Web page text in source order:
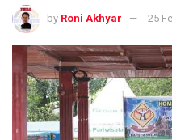
by Roni Akhyar 25